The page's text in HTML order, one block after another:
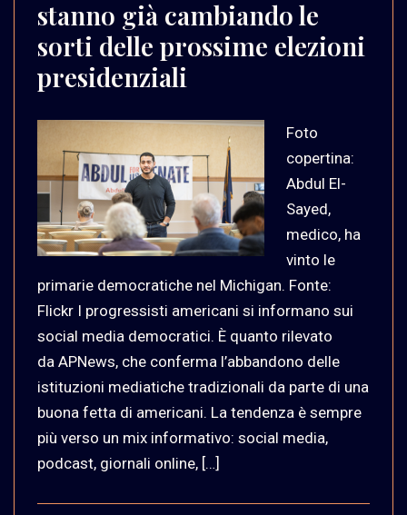
stanno già cambiando le
sorti delle prossime elezioni
presidenziali
Foto
copertina:
Abdul El-
Sayed,
medico, ha
vinto le
primarie democratiche nel Michigan. Fonte:
Flickr I progressisti americani si informano sui
social media democratici. È quanto rilevato
da APNews, che conferma l’abbandono delle
istituzioni mediatiche tradizionali da parte di una
buona fetta di americani. La tendenza è sempre
più verso un mix informativo: social media,
podcast, giornali online, […]